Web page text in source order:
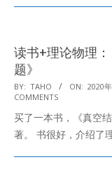
30
读书+理论物理
题》
2020-
02-
14
BY: TAHO ON: 2020
COMMENTS
买了一本书，《真空
著。 书很好，介绍了